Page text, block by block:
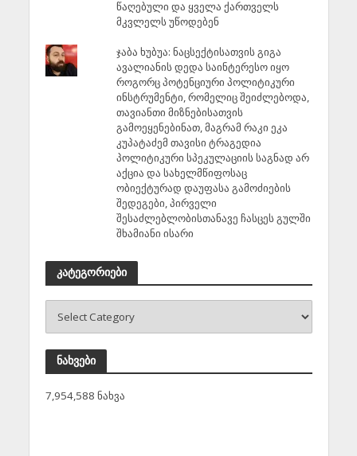
წაღებული და ყველა ქართველს
მკვლელს უწოდებენ
ჯაბა ხუბუა: ნაცსექტისათვის გიგა
ავალიანის დედა საინტერესო იყო
როგორც პოტენციური პოლიტიკური
ინსტრუმენტი, რომელიც შეიძლებოდა,
თავიანთი მიზნებისათვის
გამოეყენებინათ, მაგრამ რაკი ეკა
კუპატაძემ თავისი ტრაგედია
პოლიტიკური სპეკულაციის საგნად არ
აქცია და სახელმწიფოსაც
ობიექტურად დაუფასა გამოძიების
შედეგები, პირველი
შესაძლებლობისთანავე ჩასცეს გულში
შხამიანი ისარი
კატეგორიები
ნახვები
7,954,588 ნახვა